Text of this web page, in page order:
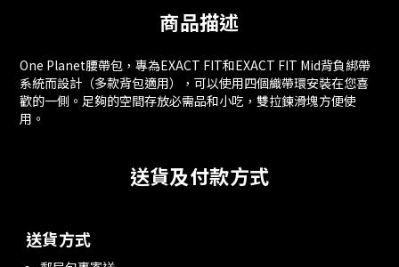
商品描述
One Planet腰帶包，專為EXACT FIT和EXACT FIT Mid背負綁帶
系統而設計（多款背包適用），可以使用四個織帶環安裝在您喜
歡的一側。足夠的空間存放必需品和小吃，雙拉鍊滑塊方便使
用。
送貨及付款方式
送貨方式